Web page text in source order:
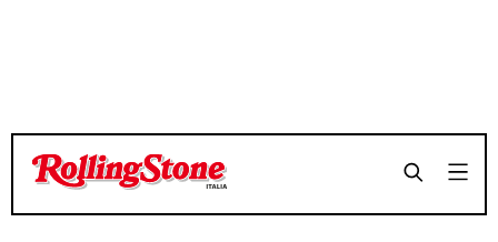
TEMPO DI LETTURA 4 MINUTI SHARE
TEMPO DI LETTURA 4 MINUTI SHARE